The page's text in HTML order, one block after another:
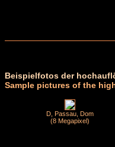
Beispielfotos der
Sample pictures of the
D, Passau, Dom
(8 Megapixel)